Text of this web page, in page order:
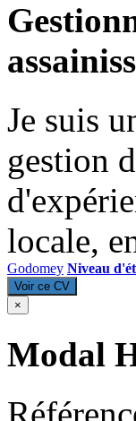
Je suis
gestion
locale,
Godomey Niveau
Voir ce CV
×
Modal